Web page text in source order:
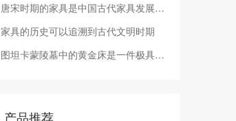
唐宋时期的家具是中国古代家具发展的重要阶段
家具的历史可以追溯到古代文明时期
图坦卡蒙陵墓中的黄金床是一件极具历史和艺术价值的家具
产品推荐